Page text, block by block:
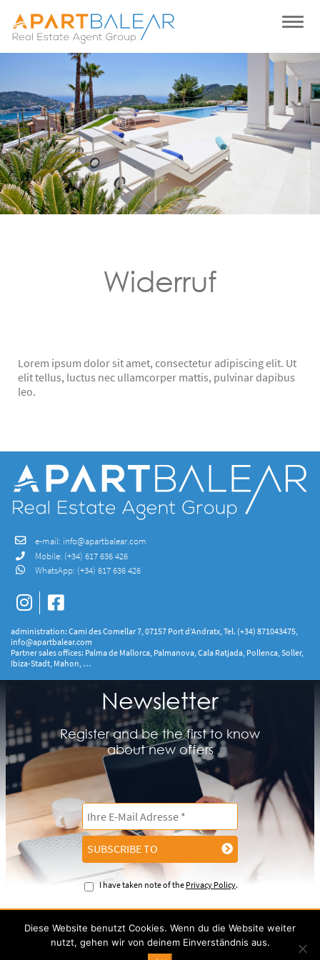
Widerruf
Lorem ipsum dolor sit amet, consectetur adipiscing elit. Ut
elit tellus, luctus nec ullamcorper mattis, pulvinar dapibus
leo.
e-mail: info@apartbalear.com
Mobile: (+34) 617 636 426
WhatsApp: (+34) 617 636 426
administration: Cami des Comellar 7, 07157 Port d’Andratx, Tel. (+34) 871043475,
info@apartbalear.com
Partner sales offices: Palma de Mallorca, Palmanova, Cala Ratjada, Pollenca, Soller,
Ibiza-Stadt, Mahon, …
Newsletter
Register and be the first to know
about new offers
SUBSCRIBE TO
I have taken note of the Privacy Policy.
IMPRINT CONTACT PRIVACY POLICY
Diese Website benutzt Cookies. Wenn du die Website weiter
nutzt, gehen wir von deinem Einverständnis aus.